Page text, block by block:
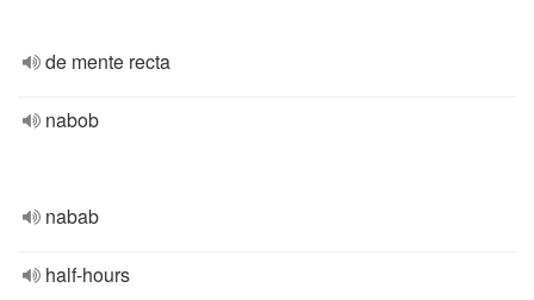
de mente recta
nabob
nabab
half-hours